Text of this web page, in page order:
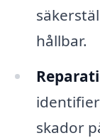
hållbar.
skador